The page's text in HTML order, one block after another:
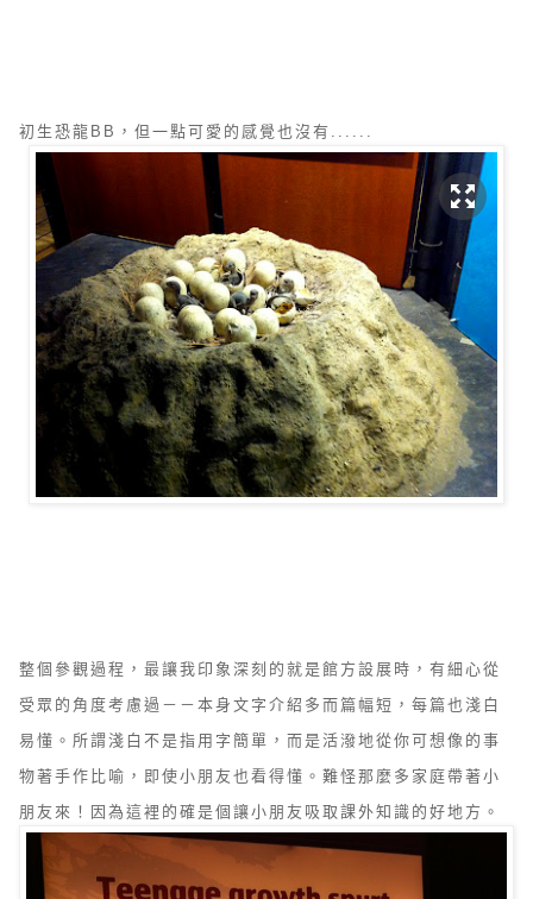
初生恐龍BB，但一點可愛的感覺也沒有......
整個參觀過程，最讓我印象深刻的就是館方設展時，有細心從
受眾的角度考慮過－－本身文字介紹多而篇幅短，每篇也淺白
易懂。所謂淺白不是指用字簡單，而是活潑地從你可想像的事
物著手作比喻，即使小朋友也看得懂。難怪那麼多家庭帶著小
朋友來！因為這裡的確是個讓小朋友吸取課外知識的好地方。